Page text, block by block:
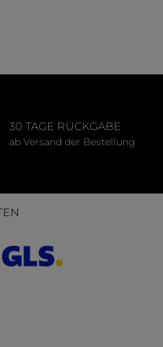
30 TAGE RÜCKGABE
ab Versand der Bestellung